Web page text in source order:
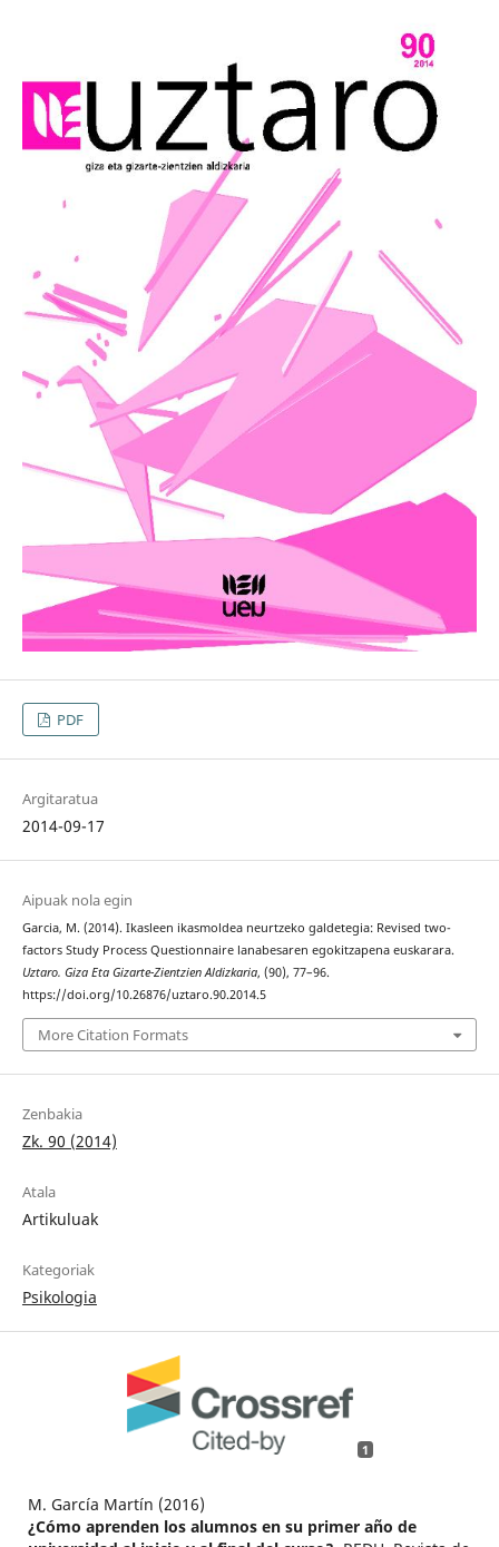
PDF
Argitaratua
2014-09-17
Aipuak nola egin
Garcia, M. (2014). Ikasleen ikasmoldea neurtzeko galdetegia: Revised two-
factors Study Process Questionnaire lanabesaren egokitzapena euskarara.
Uztaro. Giza Eta Gizarte-Zientzien Aldizkaria, (90), 77–96.
https://doi.org/10.26876/uztaro.90.2014.5
More Citation Formats
Zenbakia
Zk. 90 (2014)
Atala
Artikuluak
Kategoriak
Psikologia
1
M. García Martín (2016)
¿Cómo aprenden los alumnos en su primer año de